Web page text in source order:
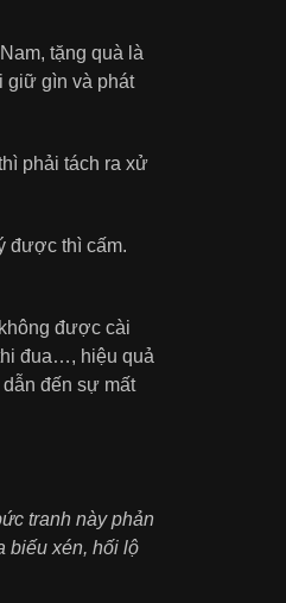
tặng quà là
giữ gìn và phát
phải tách ra xử
được thì cấm.
được cài
đua…, hiệu quả
đến sự mất
tranh này phản
biếu xén, hối lộ